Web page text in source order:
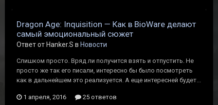
Dragon Age: Inquisition — Как в BioWare делают
самый эмоциональный сюжет
Ответ от Hanker.S в Новости
Слишком просто. Вряд ли получится взять и отпустить. Не
просто же так его писали, интересно бы было посмотреть
как в дальнейшем это реализуется. А еще интересней будет...
1 апреля, 2016 25 ответов